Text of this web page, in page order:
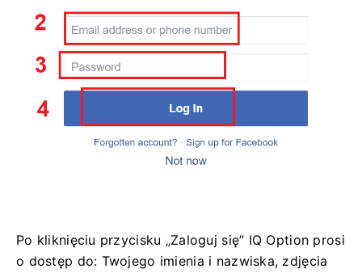
Po kliknięciu przycisku „Zaloguj się” IQ Option prosi
o dostęp do: Twojego imienia i nazwiska, zdjęcia